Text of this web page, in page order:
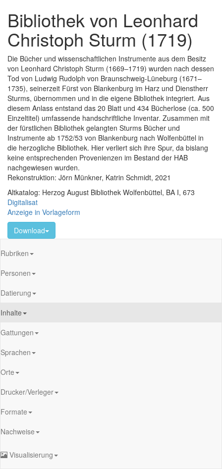
Bibliothek von Leonhard
Christoph Sturm (1719)
Die Bücher und wissenschaftlichen Instrumente aus dem Besitz
von Leonhard Christoph Sturm (1669–1719) wurden nach dessen
Tod von Ludwig Rudolph von Braunschweig-Lüneburg (1671–
1735), seinerzeit Fürst von Blankenburg im Harz und Dienstherr
Sturms, übernommen und in die eigene Bibliothek integriert. Aus
diesem Anlass entstand das 20 Blatt und 434 Bücherlose (ca. 500
Einzeltitel) umfassende handschriftliche Inventar. Zusammen mit
der fürstlichen Bibliothek gelangten Sturms Bücher und
Instrumente ab 1752/53 von Blankenburg nach Wolfenbüttel in
die herzogliche Bibliothek. Hier verliert sich ihre Spur, da bislang
keine entsprechenden Provenienzen im Bestand der HAB
nachgewiesen wurden.
Rekonstruktion: Jörn Münkner, Katrin Schmidt, 2021
Altkatalog: Herzog August Bibliothek Wolfenbüttel, BA I, 673
Digitalisat
Anzeige in Vorlageform
Download
Rubriken
Personen
Datierung
Inhalte
Gattungen
Sprachen
Orte
Drucker/Verleger
Formate
Nachweise
Visualisierung